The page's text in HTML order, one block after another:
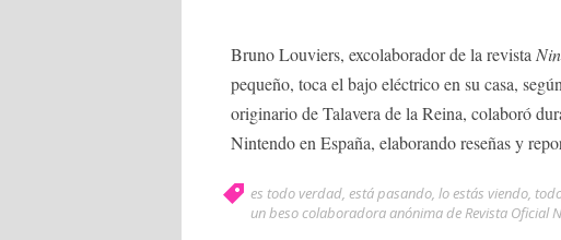
Bruno Louviers, excolaborador de la revista
pequeño, toca el bajo eléctrico en su casa,
originario de Talavera de la Reina, colaboró
Nintendo en España, elaborando reseñas y
es todo verdad, está pasando, lo estás viendo,
un beso colaboradora anónima de Revista Oficial